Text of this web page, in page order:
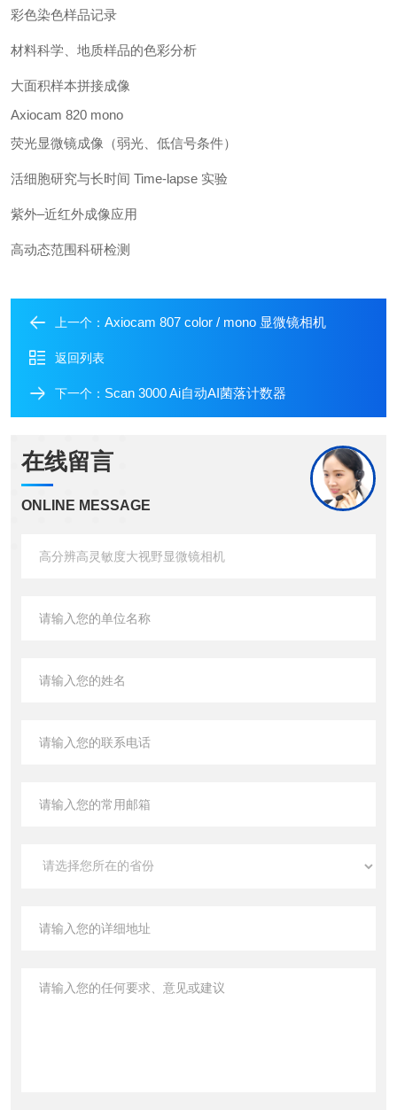
彩色染色样品记录
材料科学、地质样品的色彩分析
大面积样本拼接成像
Axiocam 820 mono
荧光显微镜成像（弱光、低信号条件）
活细胞研究与长时间 Time-lapse 实验
紫外–近红外成像应用
高动态范围科研检测
上一个： Axiocam 807 color / mono 显微镜相机
返回列表
下一个： Scan 3000 Ai自动AI菌落计数器
在线留言
ONLINE MESSAGE